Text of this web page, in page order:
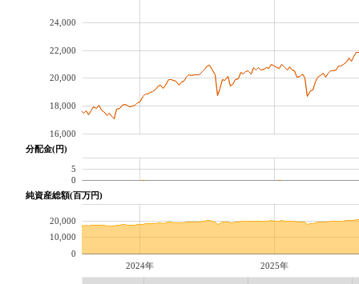
16,000
18,000
20,000
22,000
24,000
分配金(円)
0
5
純資産総額(百万円)
2024年 2025年
0
10,000
20,000